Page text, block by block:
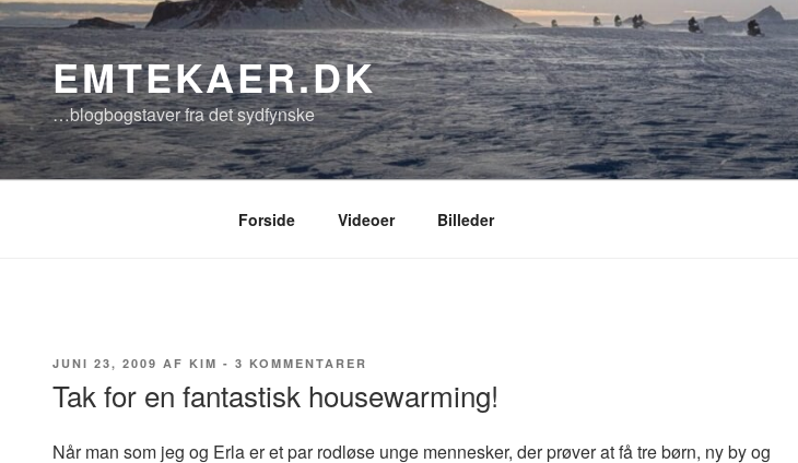
Videre
til
indholdEMTEKAER.DK
…blogbogstaver fra det sydfynske
Forside Videoer Billeder
UDGIVET
JUNI 23, 2009 AF KIM - 3 KOMMENTARER
FOR
HOUSEWARMING!
Tak for en fantastisk housewarming!
Når man som jeg og Erla er et par rodløse unge mennesker, der prøver at få tre børn, ny by og